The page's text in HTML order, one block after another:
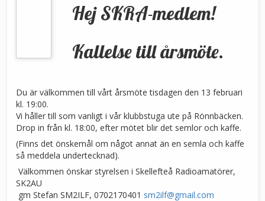
Hej SKRA-medlem!
Kallelse till årsmöte.
Du är välkommen till vårt årsmöte tisdagen den 13 februari
kl. 19:00.
Vi håller till som vanligt i vår klubbstuga ute på Rönnbäcken.
Drop in från kl. 18:00, efter mötet blir det semlor och kaffe.
(Finns det önskemål om något annat än en semla och kaffe
så meddela undertecknad).
Välkommen önskar styrelsen i Skellefteå Radioamatörer,
SK2AU
gm Stefan SM2ILF, 0702170401 sm2ilf@gmail.com